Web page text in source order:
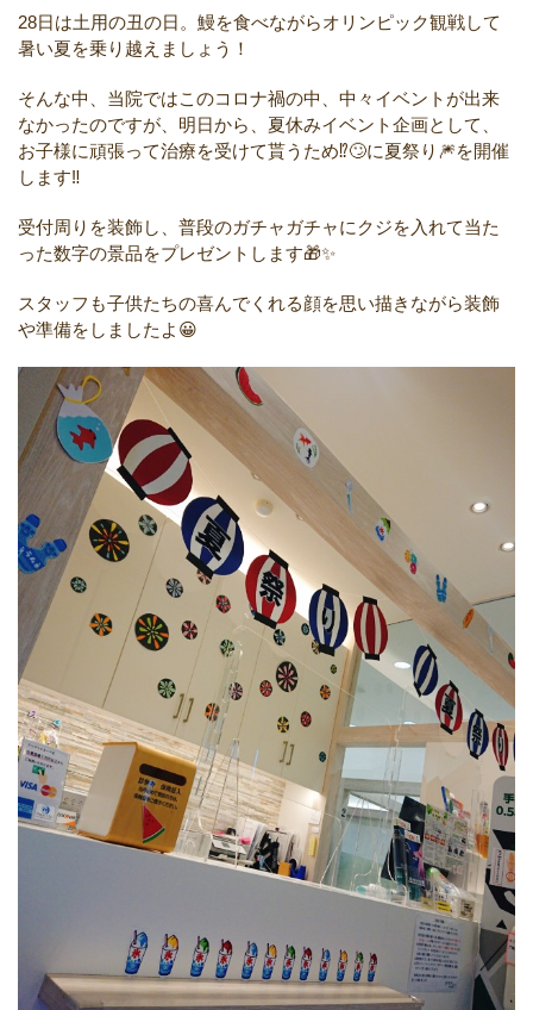
28日は土用の丑の日。鰻を食べながらオリンピック観戦して
暑い夏を乗り越えましょう！
そんな中、当院ではこのコロナ禍の中、中々イベントが出来
なかったのですが、明日から、夏休みイベント企画として、
お子様に頑張って治療を受けて貰うため⁉️🙄に夏祭り🎆を開催
します‼️
受付周りを装飾し、普段のガチャガチャにクジを入れて当た
った数字の景品をプレゼントします🎁✨
スタッフも子供たちの喜んでくれる顔を思い描きながら装飾
や準備をしましたよ😀